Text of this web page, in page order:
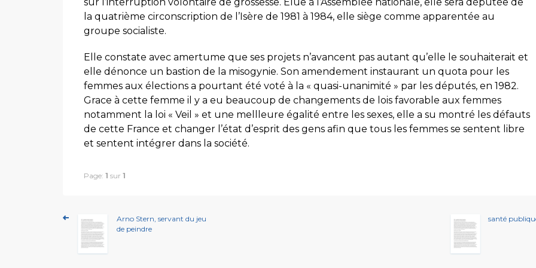
la quatrième circonscription de l’Isère de 1981 à 1984, elle siège comme apparentée au
groupe socialiste.
Elle constate avec amertume que ses projets n’avancent pas autant qu’elle le souhaiterait et
elle dénonce un bastion de la misogynie. Son amendement instaurant un quota pour les
femmes aux élections a pourtant été voté à la « quasi-unanimité » par les députés, en 1982.
Grace à cette femme il y a eu beaucoup de changements de lois favorable aux femmes
notamment la loi « Veil » et une mellleure égalité entre les sexes, elle a su montré les défauts
de cette France et changer l’état d’esprit des gens afin que tous les femmes se sentent libre
et sentent intégrer dans la société.
Page: 1 sur 1
Arno Stern, servant du jeu
de peindre
santé